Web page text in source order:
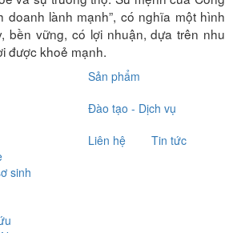
doanh lành mạnh”, có nghĩa một hình
bền vững, có lợi nhuận, dựa trên nhu
được khoẻ mạnh.
sinh
Sản phẩm
Đào tạo - Dịch vụ
Liên hệ
Tin tức